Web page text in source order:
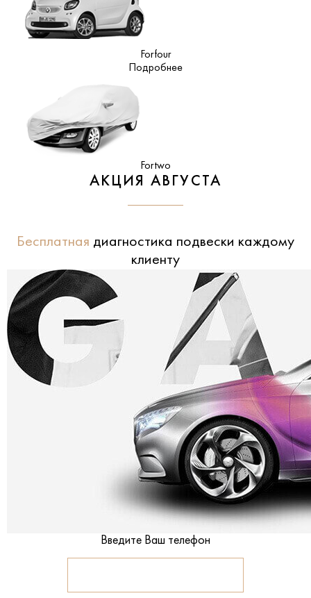
Forfour
Подробнее
Fortwo
АКЦИЯ АВГУСТА
Бесплатная диагностика подвески каждому
клиенту
Введите Ваш телефон